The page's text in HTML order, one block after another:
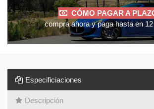
CÓMO PAGAR A
compra ahora y paga hasta en
Especificiaciones
Descripción